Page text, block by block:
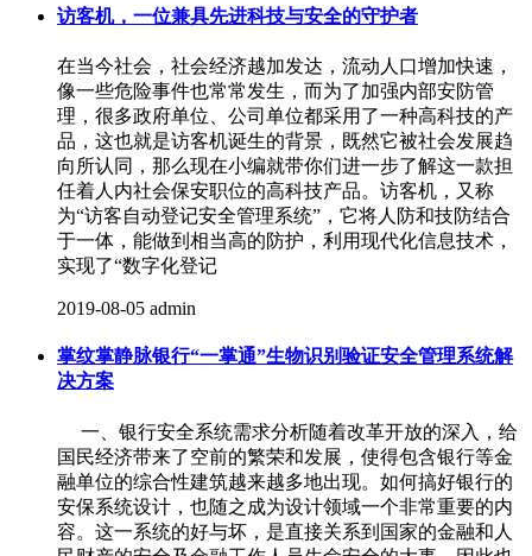
访客机，一位兼具先进科技与安全的守护者
在当今社会，社会经济越加发达，流动人口增加快速，
像一些危险事件也常常发生，而为了加强内部安防管
理，很多政府单位、公司单位都采用了一种高科技的产
品，这也就是访客机诞生的背景，既然它被社会发展趋
向所认同，那么现在小编就带你们进一步了解这一款担
任着人内社会保安职位的高科技产品。访客机，又称
为“访客自动登记安全管理系统”，它将人防和技防结合
于一体，能做到相当高的防护，利用现代化信息技术，
实现了“数字化登记
2019-08-05 admin
掌纹掌静脉银行“一掌通”生物识别验证安全管理系统解
决方案
一、银行安全系统需求分析随着改革开放的深入，给
国民经济带来了空前的繁荣和发展，使得包含银行等金
融单位的综合性建筑越来越多地出现。如何搞好银行的
安保系统设计，也随之成为设计领域一个非常重要的内
容。这一系统的好与坏，是直接关系到国家的金融和人